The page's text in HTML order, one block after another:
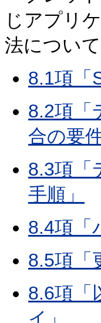
じアプリ
法につい
8.1項「
8.2項「
合の要
8.3項「
手順」
8.4項「
8.5項「
8.6項「
イ」